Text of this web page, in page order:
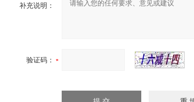
补充说明：
验证码：